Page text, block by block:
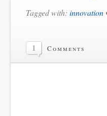
Tagged with: innovation
1 Comments